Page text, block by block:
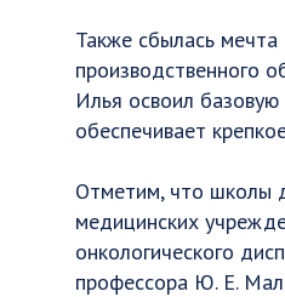
Также сбылась
производственного
Илья освоил базовую
обеспечивает
Отметим, что школы
медицинских
онкологического
профессора Ю. Е.